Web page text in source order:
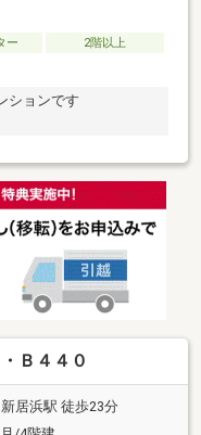
ー
2階以上
ションです
Ｂ４４０
居浜駅 徒歩23分